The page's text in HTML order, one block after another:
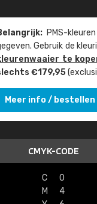
PMS-
Gebruik de
te
€179,95
Meer info / bestellen
CMYK-CODE
C
0
M
4